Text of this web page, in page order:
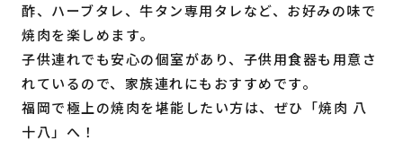
酢、ハーブタレ、牛タン専用タレなど、お好みの味で
焼肉を楽しめます。
子供連れでも安心の個室があり、子供用食器も用意さ
れているので、家族連れにもおすすめです。
福岡で極上の焼肉を堪能したい方は、ぜひ「焼肉 八
十八」へ！